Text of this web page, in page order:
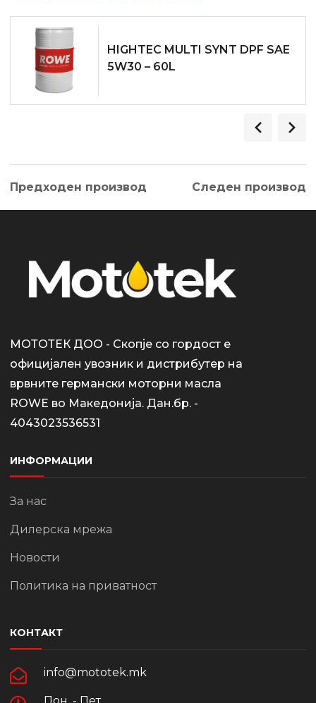
HIGHTEC MULTI SYNT DPF SAE
5W­30 – 60L
Предходен производ Следен производ
МОТОТЕК ДОО - Скопје со гордост е
официјален увозник и дистрибутер на
врвните германски моторни масла
ROWE во Македонија. Дан.бр. -
4043023536531
ИНФОРМАЦИИ
За нас
Дилерска мрежа
Новости
Политика на приватност
КОНТАКТ
info@mototek.mk